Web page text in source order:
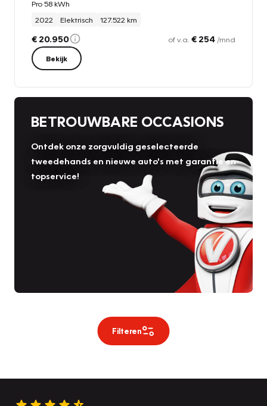
Pro 58 kWh
2022
Elektrisch 127.522 km
€ 20.950 of v.a. € 254 /mnd
Bekijk
BETROUWBARE OCCASIONS
Ontdek onze zorgvuldig geselecteerde
tweedehands en nieuwe auto's met garantie en
topservice!
Filteren